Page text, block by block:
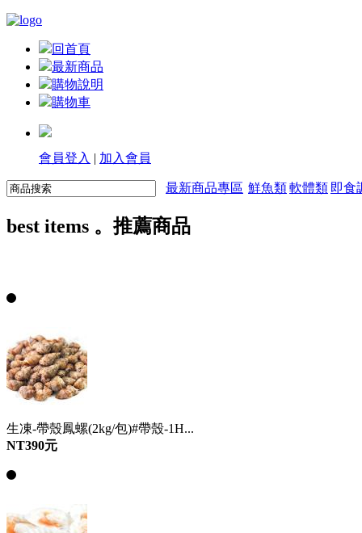
回首頁
最新商品
購物說明
購物車
會員登入 | 加入會員
最新商品專區 鮮魚類軟體類 即食
best items 。推薦商品
生凍-帶殼鳳螺(2kg/包)#帶殼-1H...
NT390元